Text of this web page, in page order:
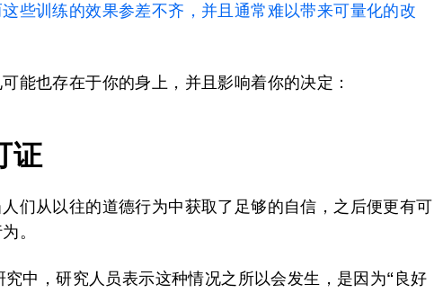
些训练的效果参差不齐，并且通常难以带来可量化的改
能也存在于你的身上，并且影响着你的决定：
证
们从以往的道德行为中获取了足够的自信，之后便更有可
。
中，研究人员表示这种情况之所以会发生，是因为“良好